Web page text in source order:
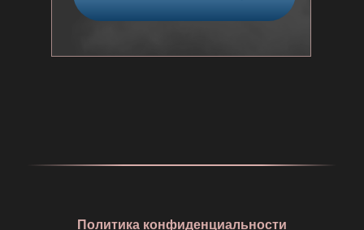
Политика конфиденциальности